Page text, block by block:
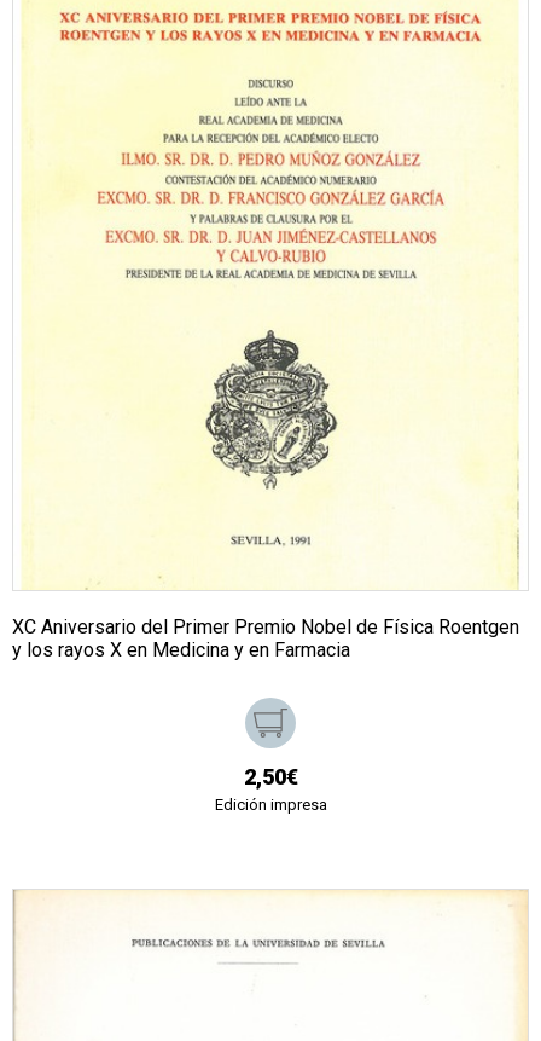
XC Aniversario del Primer Premio Nobel de Física Roentgen
y los rayos X en Medicina y en Farmacia
2,50€
Edición impresa